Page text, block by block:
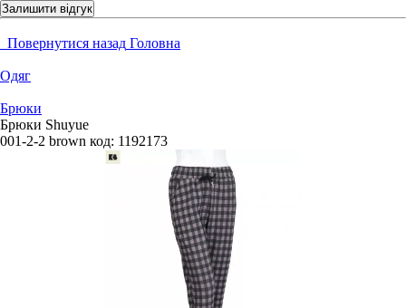
Залишити відгук
Повернутися назад Головна
Одяг
Брюки
Брюки Shuyue
001-2-2 brown код: 1192173